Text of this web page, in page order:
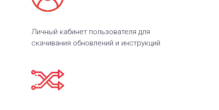
Личный кабинет пользователя для
скачивания обновлений и инструкций